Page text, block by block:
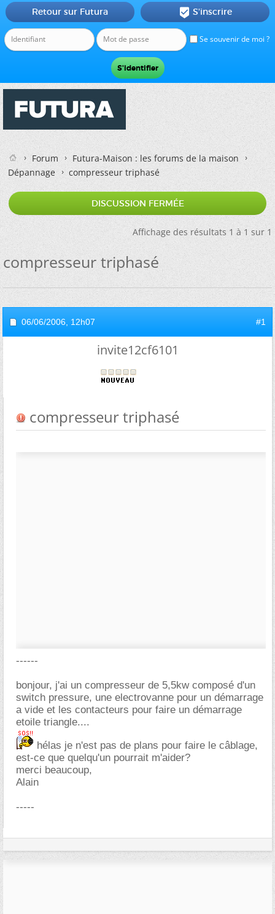
Se souvenir de moi ?
Retour sur Futura  S'inscrire
Forum
Futura-Maison : les forums de la maison
Dépannage
compresseur triphasé
DISCUSSION FERMÉE
Affichage des résultats 1 à 1 sur 1
compresseur triphasé
06/06/2006, 12h07 #1
invite12cf6101
compresseur triphasé
------
bonjour, j'ai un compresseur de 5,5kw composé d'un
switch pressure, une electrovanne pour un démarrage
a vide et les contacteurs pour faire un démarrage
etoile triangle....
hélas je n'est pas de plans pour faire le câblage,
est-ce que quelqu'un pourrait m'aider?
merci beaucoup,
Alain
-----